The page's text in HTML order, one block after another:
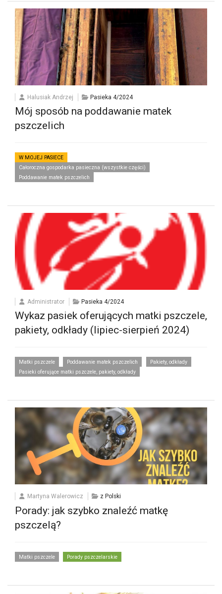
Halusiak Andrzej Pasieka 4/2024
Mój sposób na poddawanie matek
pszczelich
W MOJEJ PASIECE
Całoroczna gospodarka pasieczna (wszystkie części)
Poddawanie matek pszczelich
Administrator Pasieka 4/2024
Wykaz pasiek oferujących matki pszczele,
pakiety, odkłady (lipiec-sierpień 2024)
Matki pszczele Poddawanie matek pszczelich
Pakiety, odkłady
Pasieki oferujące matki pszczele, pakiety, odkłady
Martyna Walerowicz z Polski
Porady: jak szybko znaleźć matkę
pszczelą?
Matki pszczele Porady pszczelarskie